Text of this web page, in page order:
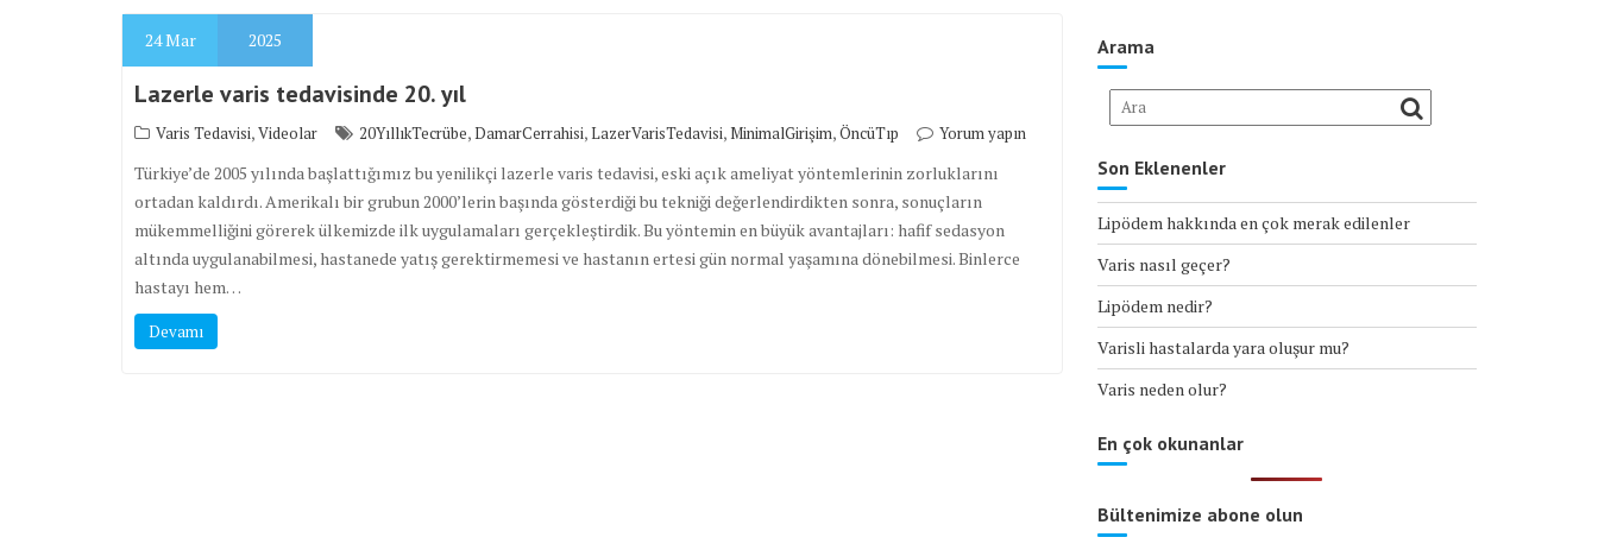
24Mar 2025
Lazerle varis tedavisinde 20. yıl
Varis Tedavisi,Videolar 20YıllıkTecrübe,DamarCerrahisi,LazerVarisTedavisi,MinimalGirişim,ÖncüTıp Yorum yapın
Türkiye’de 2005 yılında başlattığımız bu yenilikçi lazerle varis tedavisi, eski açık ameliyat yöntemlerinin zorluklarını
ortadan kaldırdı. Amerikalı bir grubun 2000’lerin başında gösterdiği bu tekniği değerlendirdikten sonra, sonuçların
mükemmelliğini görerek ülkemizde ilk uygulamaları gerçekleştirdik. Bu yöntemin en büyük avantajları: hafif sedasyon
altında uygulanabilmesi, hastanede yatış gerektirmemesi ve hastanın ertesi gün normal yaşamına dönebilmesi. Binlerce
hastayı hem…
Devamı
Arama
Son Eklenenler
Lipödem hakkında en çok merak edilenler
Varis nasıl geçer?
Lipödem nedir?
Varisli hastalarda yara oluşur mu?
Varis neden olur?
En çok okunanlar
Bültenimize abone olun